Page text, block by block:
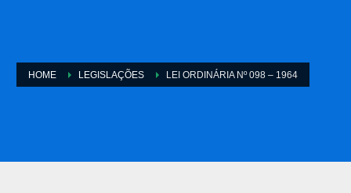
HOME LEGISLAÇÕES LEI ORDINÁRIA Nº 098 – 1964